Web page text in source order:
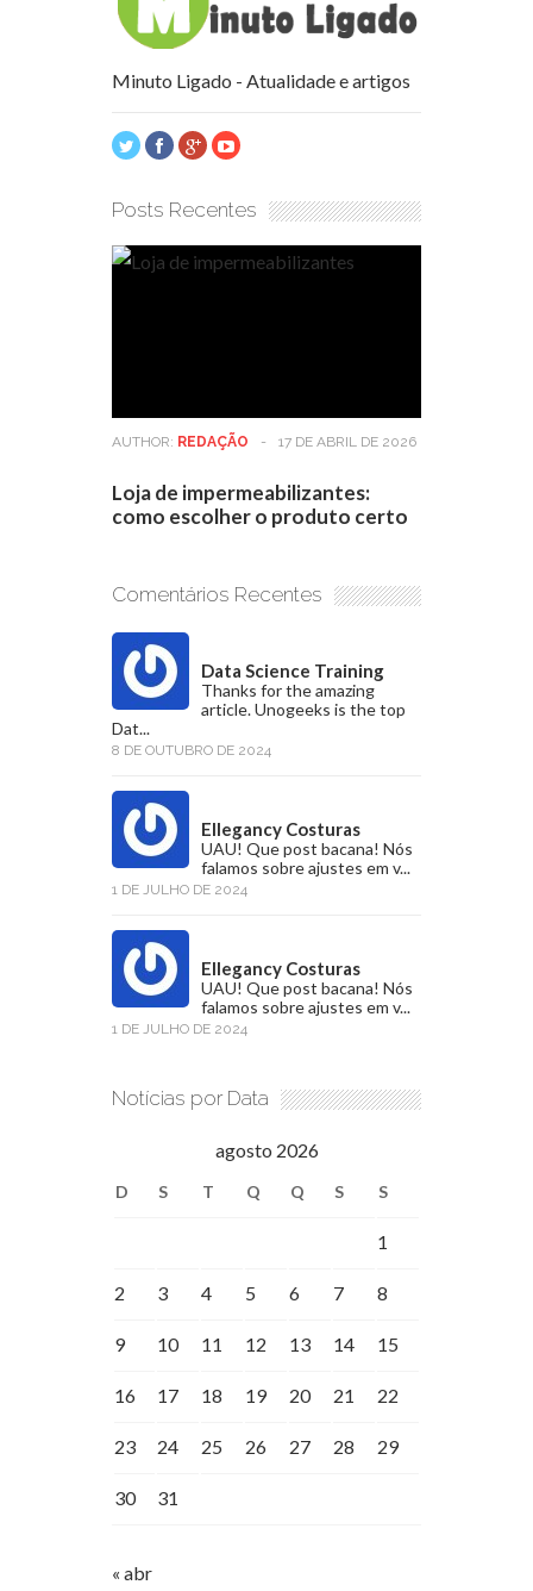
Minuto Ligado - Atualidade e artigos
Posts Recentes
AUTHOR: REDAÇÃO - 17 DE ABRIL DE 2026
Loja de impermeabilizantes:
como escolher o produto certo
Comentários Recentes
Data Science Training
Thanks for the amazing
article. Unogeeks is the top
Dat...
8 DE OUTUBRO DE 2024
Ellegancy Costuras
UAU! Que post bacana! Nós
falamos sobre ajustes em v...
1 DE JULHO DE 2024
Ellegancy Costuras
UAU! Que post bacana! Nós
falamos sobre ajustes em v...
1 DE JULHO DE 2024
Notícias por Data
agosto 2026
D S T Q Q S S
1
2 3 4 5 6 7 8
9 10 11 12 13 14 15
16 17 18 19 20 21 22
23 24 25 26 27 28 29
30 31
« abr